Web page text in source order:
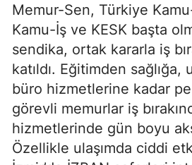
Memur-Sen, Türkiye
Kamu-İş ve KESK başta
sendika, ortak kararla iş
katıldı. Eğitimden sağlığa,
büro hizmetlerine kadar
görevli memurlar iş
hizmetlerinde gün boyu
Özellikle ulaşımda ciddi